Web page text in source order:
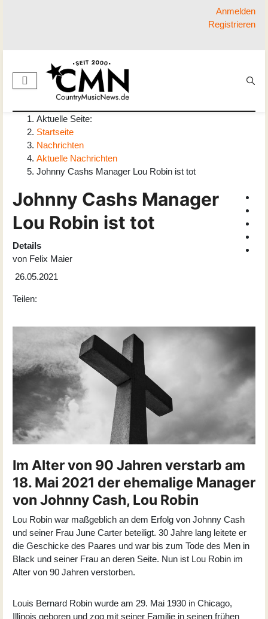
Anmelden
Registrieren
Aktuelle Seite:
Startseite
Nachrichten
Aktuelle Nachrichten
Johnny Cashs Manager Lou Robin ist tot
Johnny Cashs Manager
Lou Robin ist tot
Details
von Felix Maier
26.05.2021
Teilen:
Im Alter von 90 Jahren verstarb am
18. Mai 2021 der ehemalige Manager
von Johnny Cash, Lou Robin
Lou Robin war maßgeblich an dem Erfolg von Johnny Cash
und seiner Frau June Carter beteiligt. 30 Jahre lang leitete er
die Geschicke des Paares und war bis zum Tode des Men in
Black und seiner Frau an deren Seite. Nun ist Lou Robin im
Alter von 90 Jahren verstorben.
Louis Bernard Robin wurde am 29. Mai 1930 in Chicago,
Illinois geboren und zog mit seiner Familie in seinen frühen